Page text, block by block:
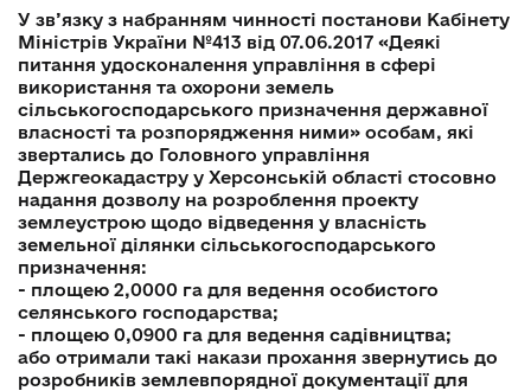
У зв’язку з набранням чинності постанови Кабінету
Міністрів України №413 від 07.06.2017 «Деякі
питання удосконалення управління в сфері
використання та охорони земель
сільськогосподарського призначення державної
власності та розпорядження ними» особам, які
звертались до Головного управління
Держгеокадастру у Херсонській області стосовно
надання дозволу на розроблення проекту
землеустрою щодо відведення у власність
земельної ділянки сільськогосподарського
призначення:
- площею 2,0000 га для ведення особистого
селянського господарства;
- площею 0,0900 га для ведення садівництва;
або отримали такі накази прохання звернутись до
розробників землевпорядної документації для